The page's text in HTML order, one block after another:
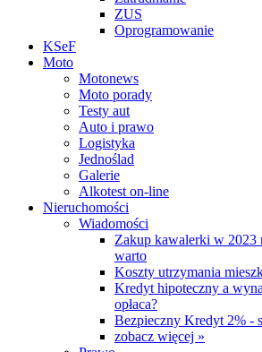
ZUS
Oprogramowanie
KSeF
Moto
Motonews
Moto porady
Testy aut
Auto i prawo
Logistyka
Jednoślad
Galerie
Alkotest on-line
Nieruchomości
Wiadomości
Zakup kawalerki w 2023
warto
Koszty utrzymania
Kredyt hipoteczny a
opłaca?
Bezpieczny Kredyt 2% -
zobacz więcej »